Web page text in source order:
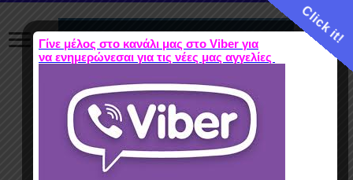
Click it!
Γίνε μέλος στο κανάλι μας στο Viber για
να ενημερώνεσαι για τις νέες μας αγγελίες